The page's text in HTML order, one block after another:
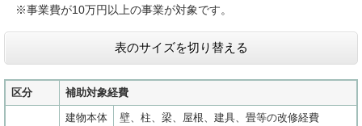
※事業費が10万円以上の事業が対象です。
表のサイズを切り替える
区分 補助対象経費
建物本体 壁、柱、梁、屋根、建具、畳等の改修経費